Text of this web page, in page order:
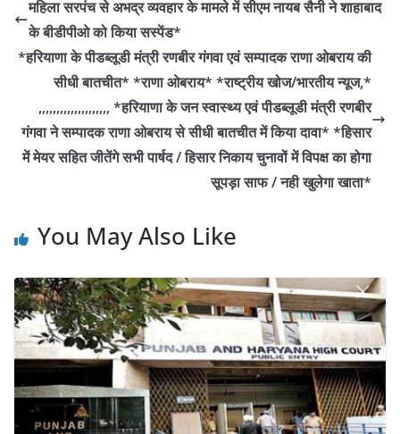
b
o
o
k
A
p
p
dI
n
महिला सरपंच से अभद्र व्यवहार के मामले में सीएम नायब सैनी ने शाहाबाद
के बीडीपीओ को किया सस्पेंड*
*हरियाणा के पीडब्लूडी मंत्री रणबीर गंगवा एवं सम्पादक राणा ओबराय की
सीधी बातचीत* *राणा ओबराय* *राष्ट्रीय खोज/भारतीय न्यूज,*
,,,,,,,,,,,,,,,,,,,, *हरियाणा के जन स्वास्थ्य एवं पीडब्लूडी मंत्री रणबीर
गंगवा ने सम्पादक राणा ओबराय से सीधी बातचीत में किया दावा* *हिसार
में मेयर सहित जीतेंगे सभी पार्षद / हिसार निकाय चुनावों में विपक्ष का होगा
सूपड़ा साफ / नही खुलेगा खाता*
You May Also Like